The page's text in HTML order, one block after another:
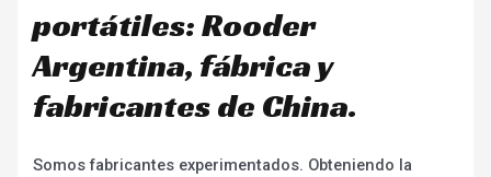
portátiles: Rooder
Argentina, fábrica y
fabricantes de China.
Somos fabricantes experimentados. Obteniendo la